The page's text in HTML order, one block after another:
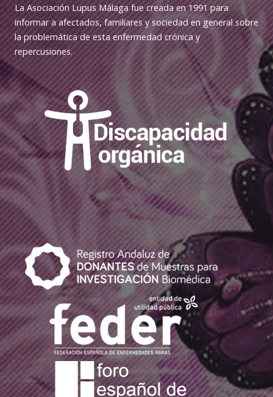
La Asociación Lupus Málaga fue creada en 1991 para
informar a afectados, familiares y sociedad en general sobre
la problemática de esta enfermedad crónica y
repercusiones.